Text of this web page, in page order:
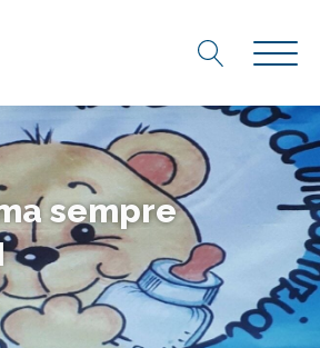
sempre